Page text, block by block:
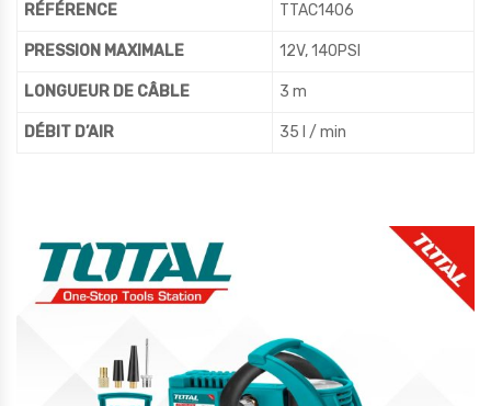
RÉFÉRENCE TTAC1406
PRESSION MAXIMALE 12V, 140PSI
LONGUEUR DE CÂBLE 3 m
DÉBIT D’AIR 35 l / min